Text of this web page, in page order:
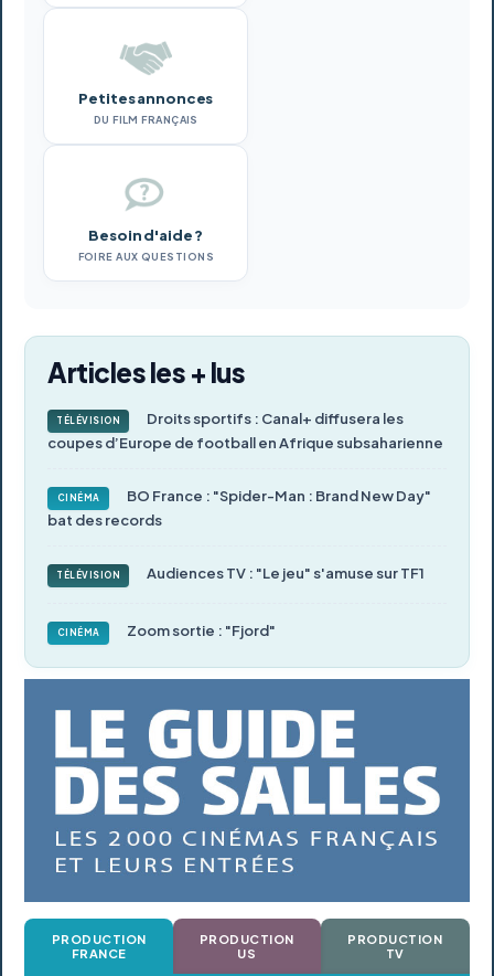
Petites annonces
DU FILM FRANÇAIS
Besoin d'aide ?
FOIRE AUX QUESTIONS
Articles les + lus
TÉLÉVISION
Droits sportifs : Canal+ diffusera les
coupes d’Europe de football en Afrique subsaharienne
CINÉMA
BO France : "Spider-Man : Brand New Day"
bat des records
TÉLÉVISION Audiences TV : "Le jeu" s'amuse sur TF1
CINÉMA Zoom sortie : "Fjord"
PRODUCTION
FRANCE
PRODUCTION
US
PRODUCTION
TV